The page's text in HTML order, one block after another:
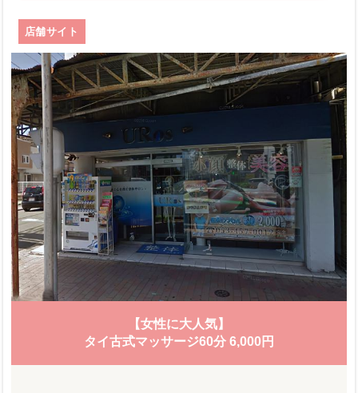
店舗サイト
【女性に大人気】
タイ古式マッサージ60分 6,000円